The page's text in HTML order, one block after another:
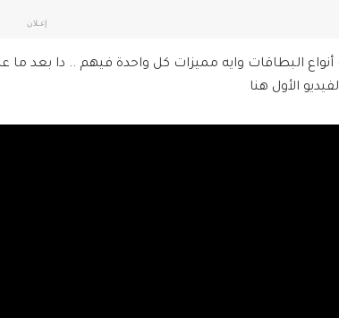
إعـلان
البطاقات وايه مميزات كل واحدة فيهم .. دا بعد ما
الأول هنا